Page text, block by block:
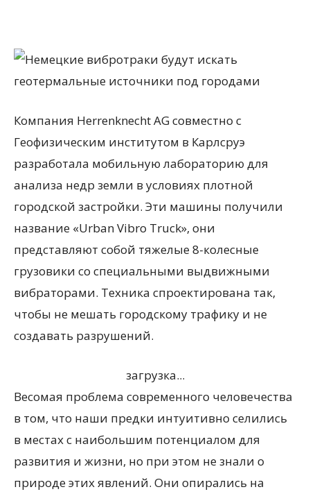
Компания Herrenknecht AG совместно с
Геофизическим институтом в Карлсруэ
разработала мобильную лабораторию для
анализа недр земли в условиях плотной
городской застройки. Эти машины получили
название «Urban Vibro Truck», они
представляют собой тяжелые 8-колесные
грузовики со специальными выдвижными
вибраторами. Техника спроектирована так,
чтобы не мешать городскому трафику и не
создавать разрушений.
загрузка...
Весомая проблема современного человечества
в том, что наши предки интуитивно селились
в местах с наибольшим потенциалом для
развития и жизни, но при этом не знали о
природе этих явлений. Они опирались на